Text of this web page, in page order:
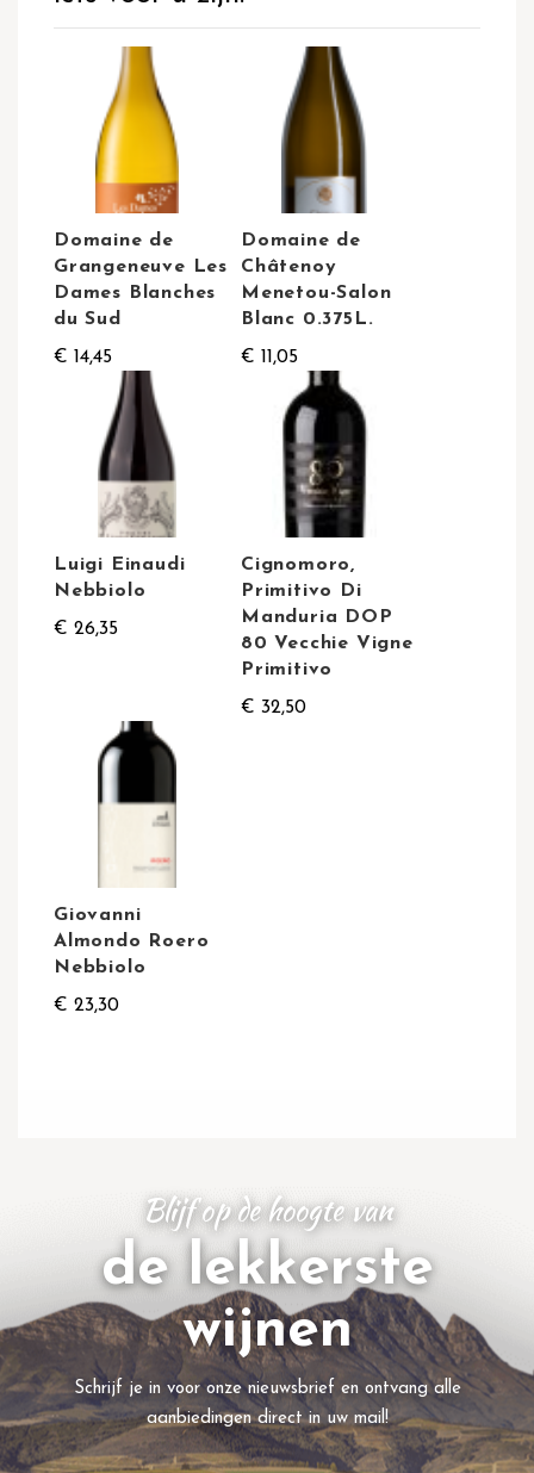
Domaine de
Grangeneuve Les
Dames Blanches
du Sud
€ 14,45
Domaine de
Châtenoy
Menetou-Salon
Blanc 0.375L.
€ 11,05
Luigi Einaudi
Nebbiolo
€ 26,35
Cignomoro,
Primitivo Di
Manduria DOP
80 Vecchie Vigne
Primitivo
€ 32,50
Giovanni
Almondo Roero
Nebbiolo
€ 23,30
Blijf op de hoogte van
de lekkerste
wijnen
Schrijf je in voor onze nieuwsbrief en ontvang alle
aanbiedingen direct in uw mail!